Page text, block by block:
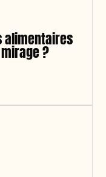
alimentaires
?